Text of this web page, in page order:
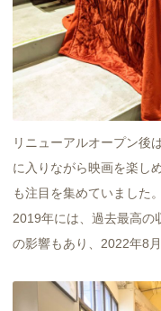
リニューアルオープン後
に入りながら映画を楽し
も注目を集めていました。
2019年には、過去最高の
の影響もあり、2022年8